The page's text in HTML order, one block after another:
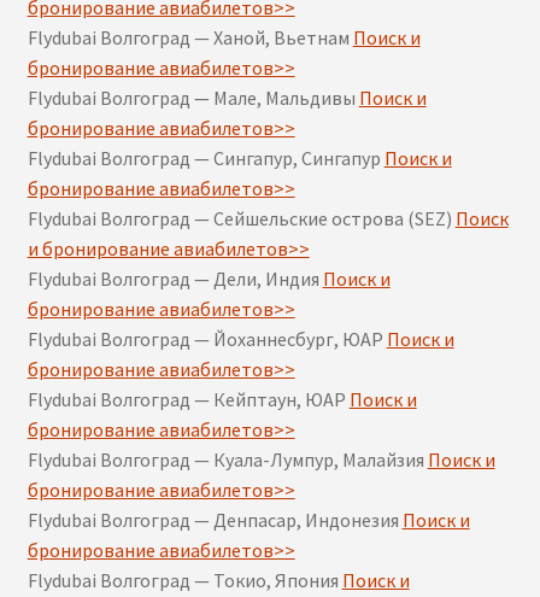
бронирование авиабилетов>>
Flydubai Волгоград — Ханой, Вьетнам Поиск и
бронирование авиабилетов>>
Flydubai Волгоград — Мале, Мальдивы Поиск и
бронирование авиабилетов>>
Flydubai Волгоград — Сингапур, Сингапур Поиск и
бронирование авиабилетов>>
Flydubai Волгоград — Сейшельские острова (SEZ) Поиск
и бронирование авиабилетов>>
Flydubai Волгоград — Дели, Индия Поиск и
бронирование авиабилетов>>
Flydubai Волгоград — Йоханнесбург, ЮАР Поиск и
бронирование авиабилетов>>
Flydubai Волгоград — Кейптаун, ЮАР Поиск и
бронирование авиабилетов>>
Flydubai Волгоград — Куала-Лумпур, Малайзия Поиск и
бронирование авиабилетов>>
Flydubai Волгоград — Денпасар, Индонезия Поиск и
бронирование авиабилетов>>
Flydubai Волгоград — Токио, Япония Поиск и